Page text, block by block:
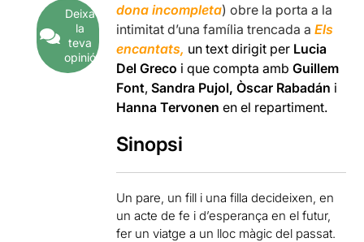
Deixa
la
teva
opinió
dona incompleta) obre la porta a la
intimitat d’una família trencada aEls
encantats, un text dirigit per Lucia
Del Greco i que compta ambGuillem
Font,Sandra Pujol, Òscar Rabadán i
Hanna Tervonenen el repartiment.
Sinopsi
Un pare, un fill i una filla decideixen, en
un acte de fe i d’esperança en el futur,
fer un viatge a un lloc màgic del passat.